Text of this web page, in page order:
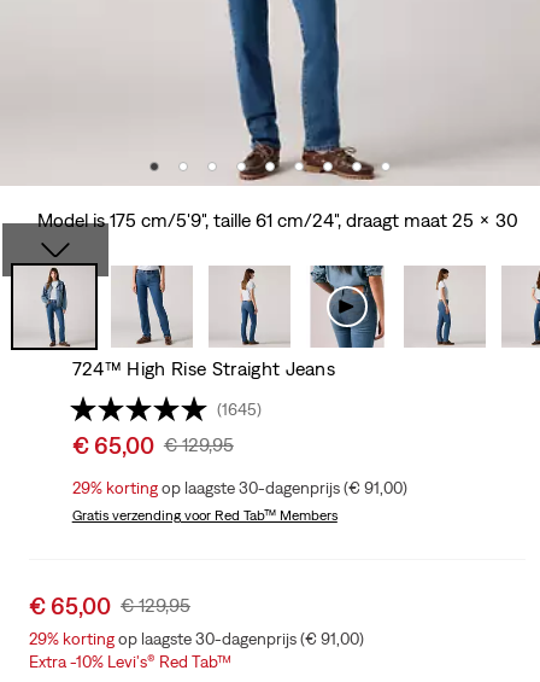
Model is 175 cm/5'9", taille 61 cm/24", draagt maat 25 x 30
724™ High Rise Straight Jeans
(1645)
Sale
is
€ 65,00 Original
Was
€ 129,95
29% kortingop laagste 30-dagenprijs (€ 91,00)
Gratis verzendingvoor Red Tab™ Members
Sale
price
is
€ 65,00 Original
Price
Was
€ 129,95
29% kortingop laagste 30-dagenprijs (€ 91,00)
Extra -10% Levi's® Red Tab™